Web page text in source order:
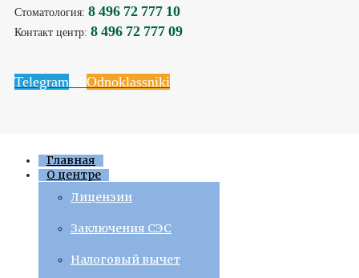
Стоматология: 8 496 72 777 10
Контакт центр: 8 496 72 777 09
Telegram Odnoklassniki
Главная
О центре
Лицензии
Заключения СЭС
Налоговый вычет